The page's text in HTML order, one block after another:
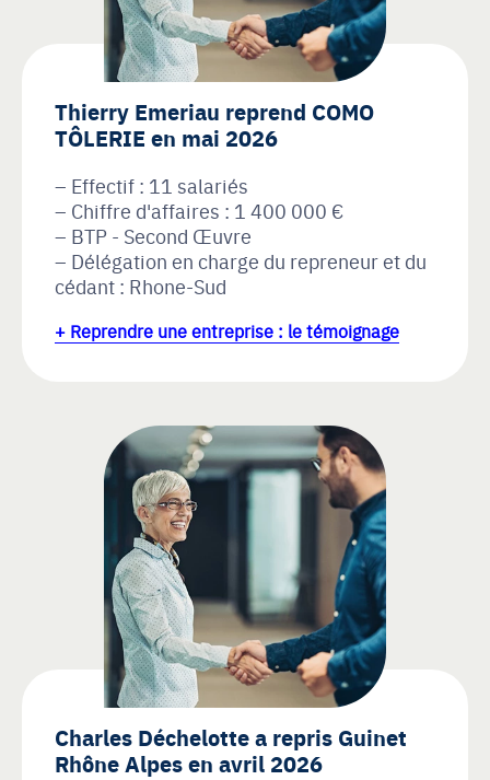
Thierry Emeriau reprend COMO
TÔLERIE en mai 2026
Effectif : 11 salariés
Chiffre d'affaires : 1 400 000 €
BTP - Second Œuvre
Délégation en charge du repreneur et du
cédant : Rhone-Sud
+ Reprendre une entreprise : le témoignage
Charles Déchelotte a repris Guinet
Rhône Alpes en avril 2026